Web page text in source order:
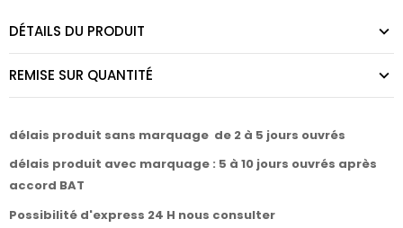
DÉTAILS DU PRODUIT
REMISE SUR QUANTITÉ
délais produit sans marquage de 2 à 5 jours ouvrés
délais produit avec marquage : 5 à 10 jours ouvrés après
accord BAT
Possibilité d'express 24 H nous consulter